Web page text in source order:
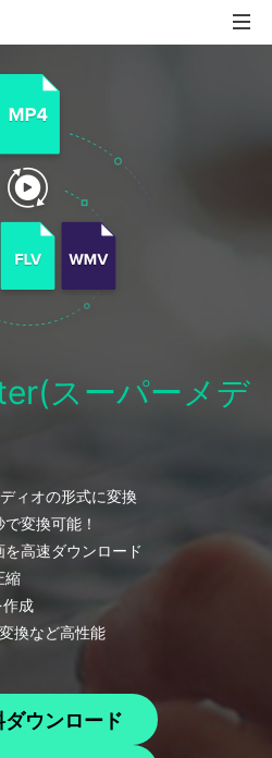
スーパーメデ
ィオの形式に変換
変換可能！
高速ダウンロード
縮
成
換など高性能
ダウンロード